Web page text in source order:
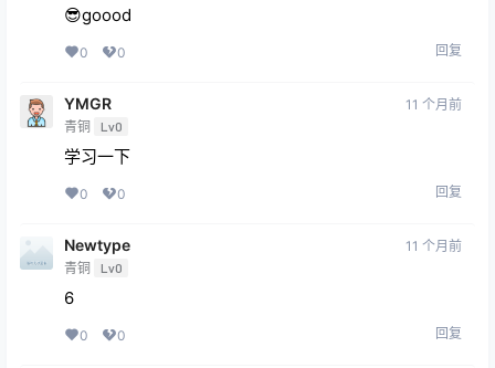
😎goood
0 0 回复
YMGR
青铜 Lv0
11 个月前
学习一下
0 0 回复
Newtype
青铜 Lv0
11 个月前
6
0 0 回复